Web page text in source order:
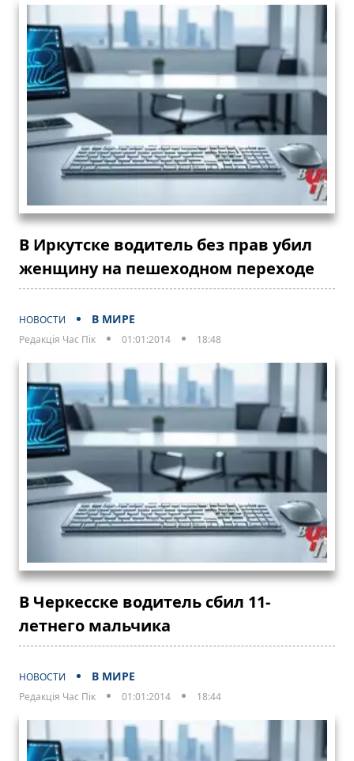
В Иркутске водитель без прав убил
женщину на пешеходном переходе
НОВОСТИ В МИРЕ
Редакція Час Пік 01:01:2014 18:48
В Черкесске водитель сбил 11-
летнего мальчика
НОВОСТИ В МИРЕ
Редакція Час Пік 01:01:2014 18:44